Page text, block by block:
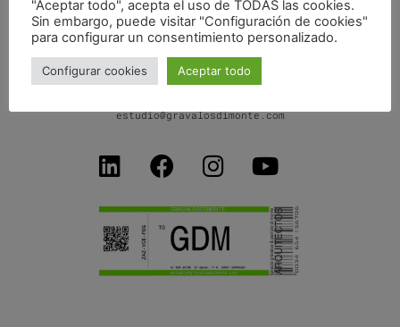
C/ Don Jaime I, 34 dpdo-1ºB
50001 Zaragoza SPAIN
estudio@gravalosdimonte.com
"Aceptar todo", acepta el uso de TODAS las cookies.
Sin embargo, puede visitar "Configuración de cookies"
para configurar un consentimiento personalizado.
Configurar cookies Aceptar todo